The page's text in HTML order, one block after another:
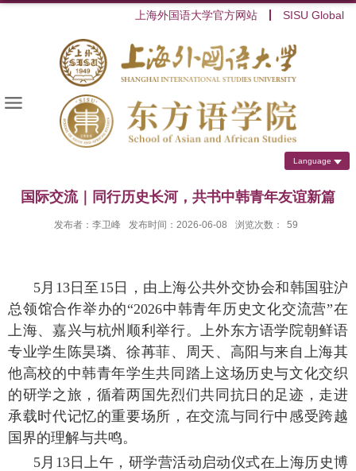
上海外国语大学官方网站 SISU Global
Language
国际交流｜同行历史长河，共书中韩青年友谊新篇
发布者：李卫峰 发布时间：2026-06-08 浏览次数： 59
5月 13日至15日，由上海公共外交协会和韩国驻沪
总领馆合作举办的“2026中韩青年历史文化交流营”在
上海、嘉兴与杭州顺利举行。上外东方语学院朝鲜语
专业学生陈昊璘、徐苒菲、周天、高阳与来自上海其
他高校的中韩青年学生共同踏上这场历史与文化交织
的研学之旅，循着两国先烈们共同抗日的足迹，走进
承载时代记忆的重要场所，在交流与同行中感受跨越
国界的理解与共鸣。
5月 13日上午，研学营活动启动仪式在上海历史博